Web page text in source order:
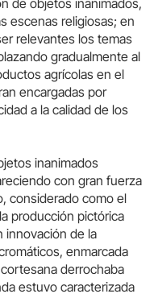
de objetos inanimados,
escenas religiosas; en
relevantes los temas
gradualmente al
agrícolas en el
encargadas por
a la calidad de los
inanimados
con gran fuerza
considerado como el
producción pictórica
innovación de la
enmarcada
derrochaba
estuvo caracterizada